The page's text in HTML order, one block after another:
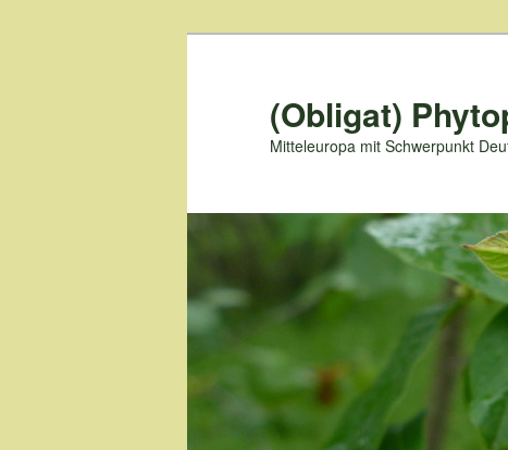
(Obligat)
Mitteleuropa mit Schwerpunkt